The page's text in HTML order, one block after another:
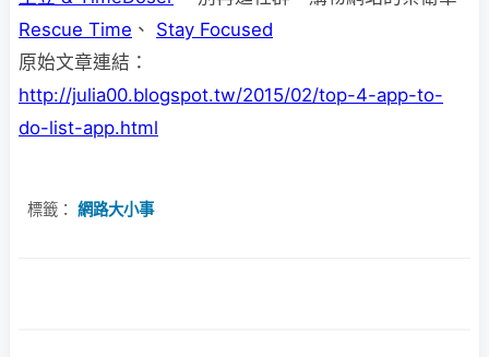
Rescue Time 、 Stay Focused
原始文章連結：
http://julia00.blogspot.tw/2015/02/top-4-app-to-
do-list-app.html
標籤： 網路大小事